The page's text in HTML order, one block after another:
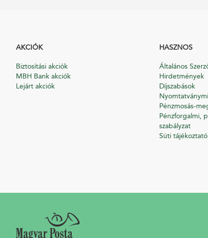
AKCIÓK
Biztosítási akciók
MBH Bank akciók
Lejárt akciók
HASZNOS
Általános
Hirdetmények
Díjszabások
Pénzmosás-
Pénzforgalmi,
szabályzat
Süti tájékoztató